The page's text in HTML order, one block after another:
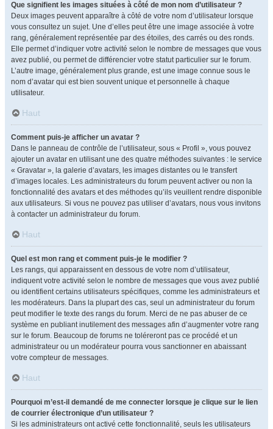
Que signifient les images situées à côté de mon nom d’utilisateur ?
Deux images peuvent apparaître à côté de votre nom d’utilisateur lorsque
vous consultez un sujet. Une d’elles peut être une image associée à votre
rang, généralement représentée par des étoiles, des carrés ou des ronds.
Elle permet d’indiquer votre activité selon le nombre de messages que vous
avez publié, ou permet de différencier votre statut particulier sur le forum.
L’autre image, généralement plus grande, est une image connue sous le
nom d’avatar qui est bien souvent unique et personnelle à chaque
utilisateur.
Haut
Comment puis-je afficher un avatar ?
Dans le panneau de contrôle de l’utilisateur, sous « Profil », vous pouvez
ajouter un avatar en utilisant une des quatre méthodes suivantes : le service
« Gravatar », la galerie d’avatars, les images distantes ou le transfert
d’images locales. Les administrateurs du forum peuvent activer ou non la
fonctionnalité des avatars et des méthodes qu’ils veuillent rendre disponible
aux utilisateurs. Si vous ne pouvez pas utiliser d’avatars, nous vous invitons
à contacter un administrateur du forum.
Haut
Quel est mon rang et comment puis-je le modifier ?
Les rangs, qui apparaissent en dessous de votre nom d’utilisateur,
indiquent votre activité selon le nombre de messages que vous avez publié
ou identifient certains utilisateurs spécifiques, comme les administrateurs et
les modérateurs. Dans la plupart des cas, seul un administrateur du forum
peut modifier le texte des rangs du forum. Merci de ne pas abuser de ce
système en publiant inutilement des messages afin d’augmenter votre rang
sur le forum. Beaucoup de forums ne toléreront pas ce procédé et un
administrateur ou un modérateur pourra vous sanctionner en abaissant
votre compteur de messages.
Haut
Pourquoi m’est-il demandé de me connecter lorsque je clique sur le lien
de courrier électronique d’un utilisateur ?
Si les administrateurs ont activé cette fonctionnalité, seuls les utilisateurs